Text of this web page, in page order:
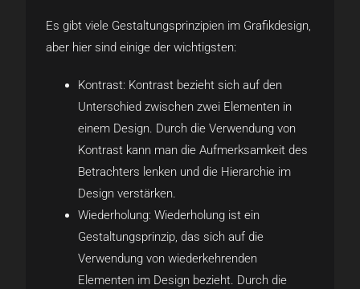
Es gibt viele Gestaltungsprinzipien im Grafikdesign,
aber hier sind einige der wichtigsten:
Kontrast: Kontrast bezieht sich auf den
Unterschied zwischen zwei Elementen in
einem Design. Durch die Verwendung von
Kontrast kann man die Aufmerksamkeit des
Betrachters lenken und die Hierarchie im
Design verstärken.
Wiederholung: Wiederholung ist ein
Gestaltungsprinzip, das sich auf die
Verwendung von wiederkehrenden
Elementen im Design bezieht. Durch die